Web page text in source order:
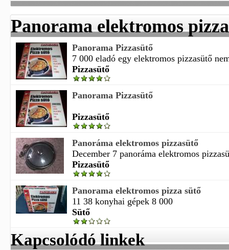
Panorama elektromos
Panorama Pizzasütő
7 000 eladó egy elektromos pizzasütő
Pizzasütő
Panorama Pizzasütő
Pizzasütő
Panoráma elektromos pizzasütő
December 7 panoráma elektromos
Pizzasütő
Panorama elektromos pizza sütő
11 38 konyhai gépek 8 000
Sütő
Kapcsolódó linkek